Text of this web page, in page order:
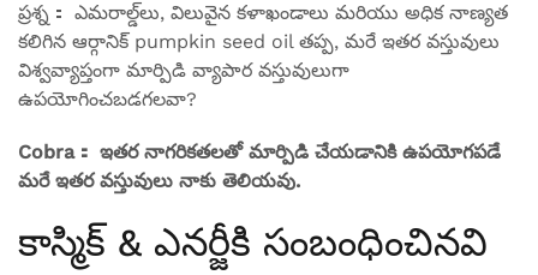
ప్రశ్న： ఎమరాల్డ్‌లు, విలువైన కళాఖండాలు మరియు అధిక నాణ్యత
కలిగిన ఆర్గానిక్ pumpkin seed oil తప్ప, మరే ఇతర వస్తువులు
విశ్వవ్యాప్తంగా మార్పిడి వ్యాపార వస్తువులుగా
ఉపయోగించబడగలవా?
Cobra： ఇతర నాగరికతలతో మార్పిడి చేయడానికి ఉపయోగపడే
మరే ఇతర వస్తువులు నాకు తెలియవు.
కాస్మిక్ & ఎనర్జీకి సంబంధించినవి